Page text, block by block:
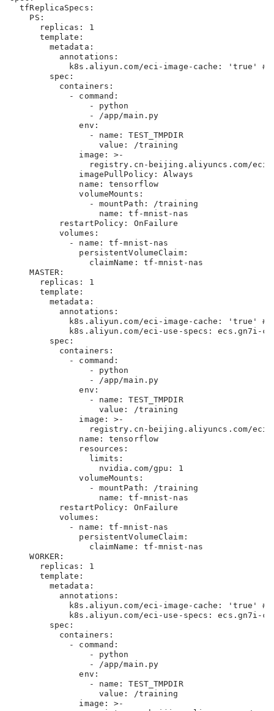
tfReplicaSpecs:
PS:
replicas: 1
template:
metadata:
annotations:
k8s.aliyun.com/eci-image-cache: 'true' # 开启镜
spec:
containers:
- command:
- python
- /app/main.py
env:
- name: TEST_TMPDIR
value: /training
image: >-
registry.cn-beijing.aliyuncs.com/eci/tf-
imagePullPolicy: Always
name: tensorflow
volumeMounts:
- mountPath: /training
name: tf-mnist-nas
restartPolicy: OnFailure
volumes:
- name: tf-mnist-nas
persistentVolumeClaim:
claimName: tf-mnist-nas
MASTER:
replicas: 1
template:
metadata:
annotations:
k8s.aliyun.com/eci-image-cache: 'true' # 开启镜
k8s.aliyun.com/eci-use-specs: ecs.gn7i-
spec:
containers:
- command:
- python
- /app/main.py
env:
- name: TEST_TMPDIR
value: /training
image: >-
registry.cn-beijing.aliyuncs.com/eci/tf-
name: tensorflow
resources:
limits:
nvidia.com/gpu: 1
volumeMounts:
- mountPath: /training
name: tf-mnist-nas
restartPolicy: OnFailure
volumes:
- name: tf-mnist-nas
persistentVolumeClaim:
claimName: tf-mnist-nas
WORKER:
replicas: 1
template:
metadata:
annotations:
k8s.aliyun.com/eci-image-cache: 'true' # 开启镜
k8s.aliyun.com/eci-use-specs: ecs.gn7i-
spec:
containers:
- command:
- python
- /app/main.py
env:
- name: TEST_TMPDIR
value: /training
image: >-